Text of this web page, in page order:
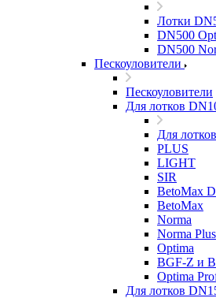
Лотки
DN500
DN500
Пескоуловители
Пескоуловители
Для лотков
Для
PLUS
LIGHT
SIR
BetoMax
BetoMax
Norma
Norma Plus
Optima
BGF-Z и
Optima
Для лотков